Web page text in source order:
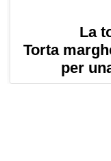
La
Torta
per